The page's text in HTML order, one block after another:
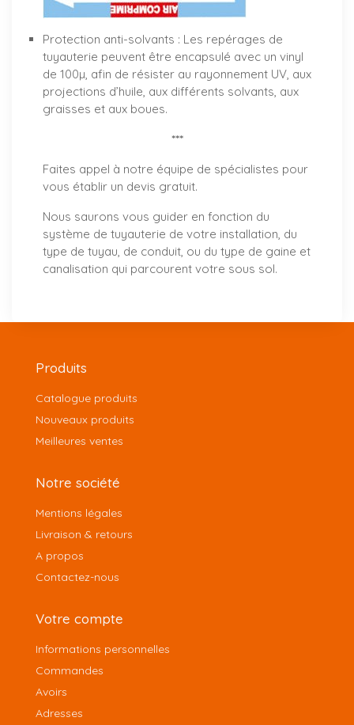
Protection anti-solvants : Les repérages de
tuyauterie peuvent être encapsulé avec un vinyl
de 100µ, afin de résister au rayonnement UV, aux
projections d’huile, aux différents solvants, aux
graisses et aux boues.
***
Faites appel à notre équipe de spécialistes pour
vous établir un devis gratuit.
Nous saurons vous guider en fonction du
système de tuyauterie de votre installation, du
type de tuyau, de conduit, ou du type de gaine et
canalisation qui parcourent votre sous sol.
Produits
Catalogue produits
Nouveaux produits
Meilleures ventes
Notre société
Mentions légales
Livraison & retours
A propos
Contactez-nous
Votre compte
Informations personnelles
Commandes
Avoirs
Adresses